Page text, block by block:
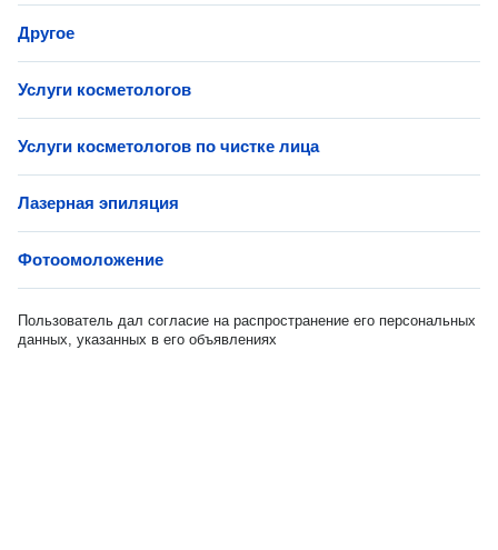
Другое
Услуги косметологов
Услуги косметологов по чистке лица
Лазерная эпиляция
Фотоомоложение
Пользователь дал согласие на распространение его персональных
данных, указанных в его объявлениях